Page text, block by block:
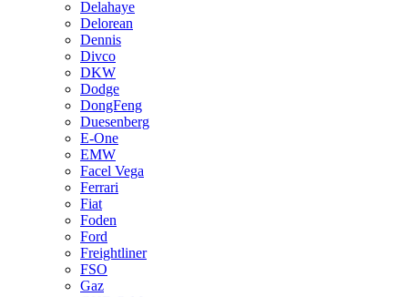
Delahaye
Delorean
Dennis
Divco
DKW
Dodge
DongFeng
Duesenberg
E-One
EMW
Facel Vega
Ferrari
Fiat
Foden
Ford
Freightliner
FSO
Gaz